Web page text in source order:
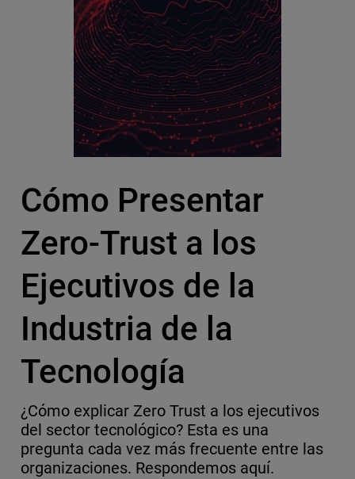
Cómo Presentar
Zero-Trust a los
Ejecutivos de la
Industria de la
Tecnología
¿Cómo explicar Zero Trust a los ejecutivos
del sector tecnológico? Esta es una
pregunta cada vez más frecuente entre las
organizaciones. Respondemos aquí.